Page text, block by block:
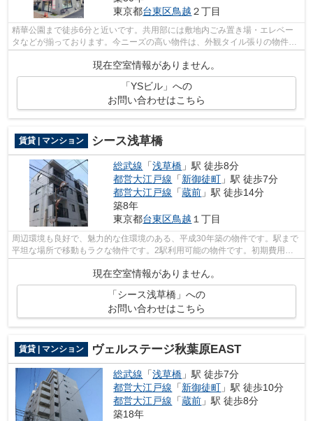
東京都台東区鳥越 ２丁目
精華公園まで徒歩6分と近いです。共用部には敷地内ごみ置き場・エレベー
タなどが揃っております。今ニーズの高い物件は、外観タイル張りの物件で
現在空室情報がありません。
「YSビル」への
お問い合わせはこちら
賃貸 | マンション シース浅草橋
総武線 「浅草橋 」駅 徒歩8分
都営大江戸線 「新御徒町 」駅 徒歩7分
都営大江戸線 「蔵前 」駅 徒歩14分
築8年
東京都台東区鳥越 １丁目
周辺環境も良好で、魅力的な住環境のある、平成30年築の物件です。駅まで
平坦な場所で移動もラクな物件です。2駅利用可能の物件です。初期費用の
現在空室情報がありません。
「シース浅草橋」への
お問い合わせはこちら
賃貸 | マンション ヴェルステージ秋葉原EAST
総武線 「浅草橋 」駅 徒歩7分
都営大江戸線 「新御徒町 」駅 徒歩10分
都営大江戸線 「蔵前 」駅 徒歩8分
築18年